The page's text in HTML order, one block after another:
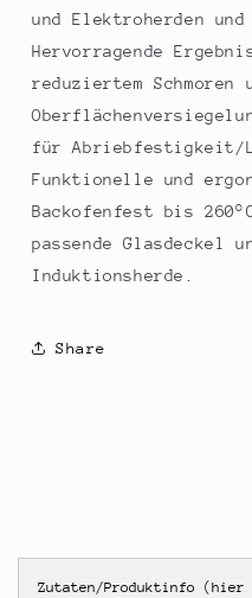
und Elektroherden
Hervorragende
reduziertem
für Abriebfestigkeit/
Funktionelle und
Backofenfest bis
passende Glasdeckel
Induktionsherde.
Share
Zutaten/Produktinfo